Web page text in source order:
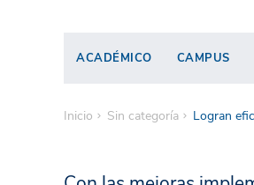
ACADÉMICO CAMPUS
Inicio Sin categoría Logran